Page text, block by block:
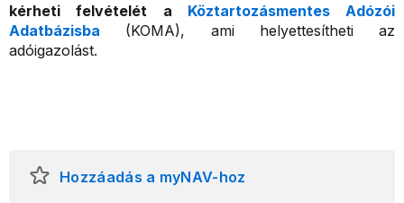
kérheti felvételét a Köztartozásmentes Adózói
Adatbázisba (KOMA), ami helyettesítheti az
adóigazolást.
Hozzáadás a myNAV-hoz